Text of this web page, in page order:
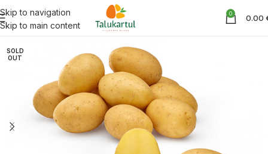
Skip to navigation
Skip to main content
0 0.00
SOLD
OUT